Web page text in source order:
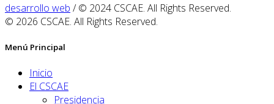
desarrollo web / © 2024 CSCAE. All Rights Reserved.
© 2026 CSCAE. All Rights Reserved.
Menú Principal
Inicio
El CSCAE
Presidencia